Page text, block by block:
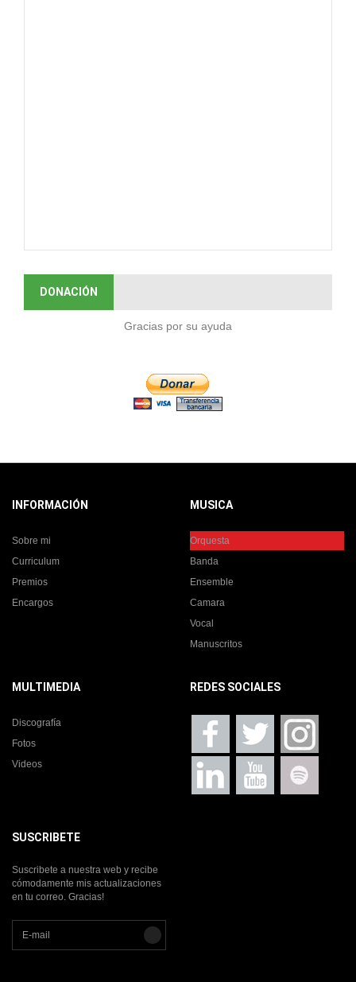
DONACIÓN
Gracias por su ayuda
INFORMACIÓN
Sobre mi
Curriculum
Premios
Encargos
MUSICA
Orquesta
Banda
Ensemble
Camara
Vocal
Manuscritos
MULTIMEDIA
Discografía
Fotos
Videos
REDES SOCIALES
SUSCRIBETE
Suscribete a nuestra web y recibe
cómodamente mis actualizaciones
en tu correo. Gracias!